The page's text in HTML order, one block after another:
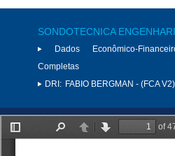
SONDOTECNICA
Dados Econômico-
Completas
DRI: FABIO BERGMAN - (FCA V2)